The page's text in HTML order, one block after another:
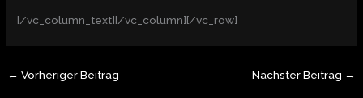
[/vc_column_text][/vc_column][/vc_row]
← Vorheriger Beitrag Nächster Beitrag →